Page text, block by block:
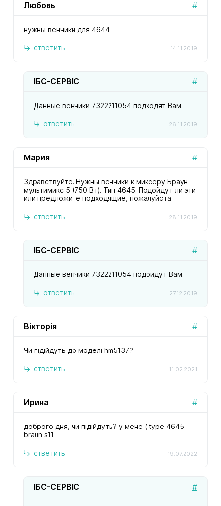
#
Любовь
14.11.2019
нужны венчики для 4644
ответить
#
ІБС-СЕРВІС
26.11.2019
Данные венчики 7322211054 подходят Вам.
ответить
#
Мария
28.11.2019
Здравствуйте. Нужны венчики к миксеру Браун
мультимикс 5 (750 Вт). Тип 4645. Подойдут ли эти
или предложите подходящие, пожалуйста
ответить
#
ІБС-СЕРВІС
27.12.2019
Данные венчики 7322211054 подойдут Вам.
ответить
#
Вікторія
11.02.2021
Чи підійдуть до моделі hm5137?
ответить
#
Ирина
19.07.2022
доброго дня, чи підійдуть? у мене ( type 4645
braun s11
ответить
#
ІБС-СЕРВІС